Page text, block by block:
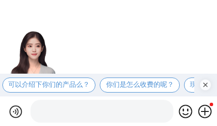
可以介绍下你们的产品么？ 你们是怎么收费的呢？ 现在有